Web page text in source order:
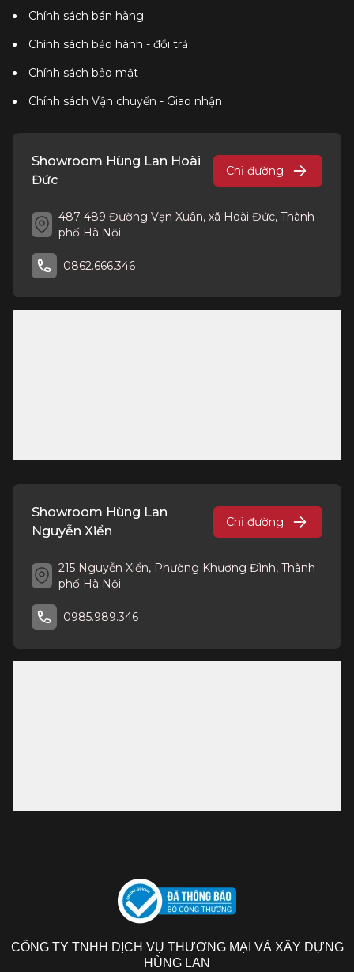
Chính sách bán hàng
Chính sách bảo hành - đổi trả
Chính sách bảo mật
Chính sách Vận chuyển - Giao nhận
Showroom Hùng Lan Hoài
Đức
Chỉ đường
487-489 Đường Vạn Xuân, xã Hoài Đức, Thành
phố Hà Nội
0862.666.346
Showroom Hùng Lan
Nguyễn Xiển
Chỉ đường
215 Nguyễn Xiển, Phường Khương Đình, Thành
phố Hà Nội
0985.989.346
CÔNG TY TNHH DỊCH VỤ THƯƠNG MẠI VÀ XÂY DỰNG
HÙNG LAN